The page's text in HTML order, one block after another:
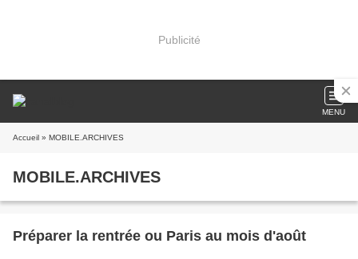
Publicité
MENU
Accueil » MOBILE.ARCHIVES
MOBILE.ARCHIVES
Préparer la rentrée ou Paris au mois d'août